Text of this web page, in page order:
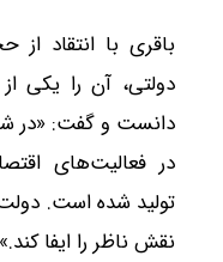
باقری با انتقاد
دولتی، آن را یکی
دانست و گفت: «در
در فعالیت‌های
تولید شده است.
نقش ناظر را ایفا کند.»